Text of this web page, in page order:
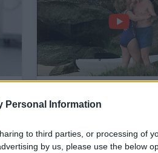
Personal Information
to third parties, or processing of
by us, please use the below